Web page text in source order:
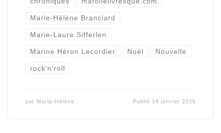
Marie-Hélène Branciard
Marie-Laure Sifferlen
Marine Héron Lecordier Noël Nouvelle
rock’n’roll
par Marie-Hélène Publié 14 janvier 2025